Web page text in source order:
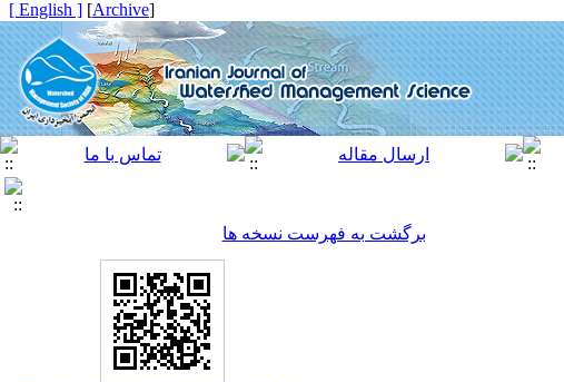
[
Archive
]
[ English ]
برگشت به فهرست نسخه ها